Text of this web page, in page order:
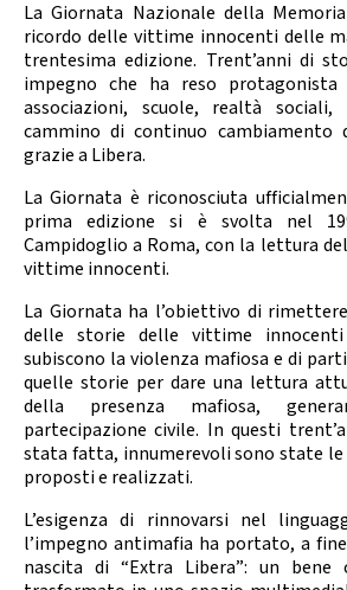
Tesseramento
Formazione
Calendario Gare
La Giornata Nazionale della
ricordo delle vittime innocenti delle
trentesima edizione. Trent’anni di
impegno che ha reso
associazioni, scuole, realtà
cammino di continuo
grazie a Libera.
La Giornata è riconosciuta
prima edizione si è svolta nel
Campidoglio a Roma, con la lettura
vittime innocenti.
La Giornata ha l’obiettivo di
delle storie delle vittime
subiscono la violenza mafiosa e di
quelle storie per dare una lettura
della presenza mafiosa,
partecipazione civile. In questi
stata fatta, innumerevoli sono state
proposti e realizzati.
L’esigenza di rinnovarsi nel
l’impegno antimafia ha portato, a
nascita di “Extra Libera”: un bene